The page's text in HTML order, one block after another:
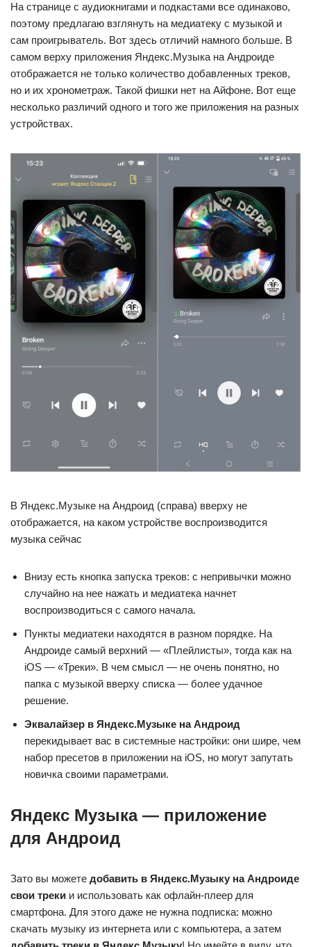
На странице с аудиокнигами и подкастами все одинаково,
поэтому предлагаю взглянуть на медиатеку с музыкой и
сам проигрыватель. Вот здесь отличий намного больше. В
самом верху приложения Яндекс.Музыка на Андроиде
отображается не только количество добавленных треков,
но и их хронометраж. Такой фишки нет на Айфоне. Вот еще
несколько различий одного и того же приложения на разных
устройствах.
В Яндекс.Музыке на Андроид (справа) вверху не
отображается, на каком устройстве воспроизводится
музыка сейчас
Внизу есть кнопка запуска треков: с непривычки можно
случайно на нее нажать и медиатека начнет
воспроизводиться с самого начала.
Пункты медиатеки находятся в разном порядке. На
Андроиде самый верхний — «Плейлисты», тогда как на
iOS — «Треки». В чем смысл — не очень понятно, но
папка с музыкой вверху списка — более удачное
решение.
Эквалайзер в Яндекс.Музыке на Андроид
перекидывает вас в системные настройки: они шире, чем
набор пресетов в приложении на iOS, но могут запутать
новичка своими параметрами.
Яндекс Музыка — приложение
для Андроид
Зато вы можете добавить в Яндекс.Музыку на Андроиде
свои треки и использовать как офлайн-плеер для
смартфона. Для этого даже не нужна подписка: можно
скачать музыку из интернета или с компьютера, а затем